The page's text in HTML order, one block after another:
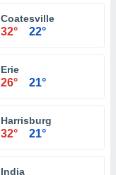
Coatesville
32° 22°
Erie
26° 21°
Harrisburg
32° 21°
India